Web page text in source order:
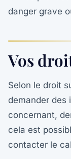
danger grave
Vos
Selon le droit
demander des
concernant,
cela est
contacter le